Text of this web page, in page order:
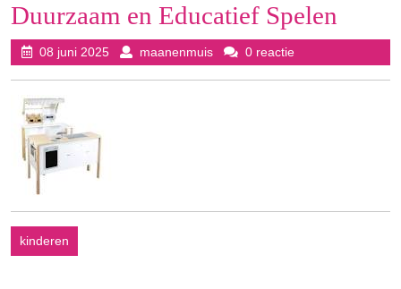
Duurzaam en Educatief Spelen
08 juni 202508
juni
maanenmuismaanenmuis
0 reactie
kinderen